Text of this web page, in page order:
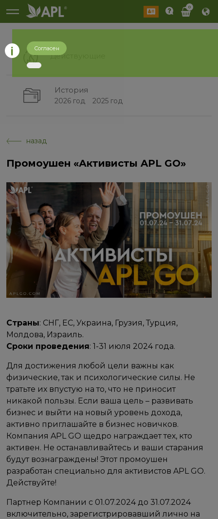
0
Действующие
История
2026 год 2025 год
назад
Промоушен «Активисты APL GO»
Страны: СНГ, ЕС, Украина, Грузия, Турция,
Молдова, Израиль.
Сроки проведения: 1-31 июля 2024 года.
Для достижения любой цели важны как
физические, так и психологические силы. Не
тратьте их впустую на то, что не приносит
никакой пользы. Если ваша цель – развивать
бизнес и выйти на новый уровень дохода,
активно приглашайте в бизнес новичков.
Компания APL GO щедро награждает тех, кто
активен. Не останавливайтесь и ваши старания
будут вознаграждены! Этот промоушен
разработан специально для активистов APL GO.
Действуйте!
Партнер Компании с 01.07.2024 до 31.07.2024
включительно, зарегистрировавший лично на
Согласен